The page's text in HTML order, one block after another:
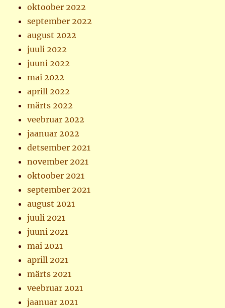
oktoober 2022
september 2022
august 2022
juuli 2022
juuni 2022
mai 2022
aprill 2022
märts 2022
veebruar 2022
jaanuar 2022
detsember 2021
november 2021
oktoober 2021
september 2021
august 2021
juuli 2021
juuni 2021
mai 2021
aprill 2021
märts 2021
veebruar 2021
jaanuar 2021